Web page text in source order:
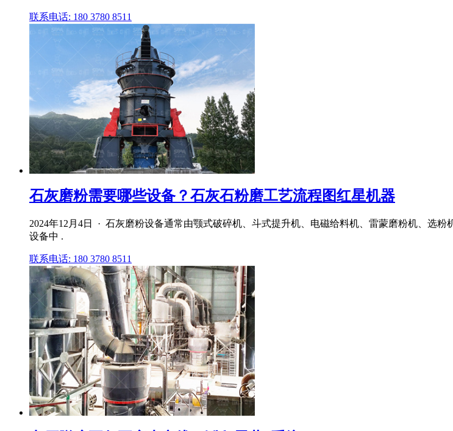
联系电话: 180 3780 8511
石灰磨粉需要哪些设备？石灰石粉磨工艺流程图红星机器
2024年12月4日 · 石灰磨粉设备通常由颚式破碎机、斗式提升机、电磁给料机、雷蒙磨粉机、选
设备中 .
联系电话: 180 3780 8511